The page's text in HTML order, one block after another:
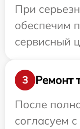
При
обеспечим
сервисный
3
Ремонт
После
согласуем